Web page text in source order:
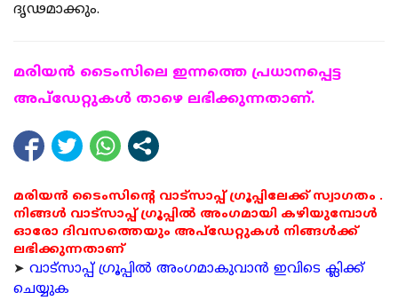
ദൃഢമാക്കും.
മരിയന്‍ ടൈംസിലെ ഇന്നത്തെ പ്രധാനപ്പെട്ട
അപ്ഡേറ്റുകള്‍ താഴെ ലഭിക്കുന്നതാണ്.
മരിയൻ ടൈംസിന്റെ വാട്സാപ്പ് ഗ്രൂപ്പിലേക്ക് സ്വാഗതം .
നിങ്ങൾ വാട്സാപ്പ് ഗ്രൂപ്പിൽ അംഗമായി കഴിയുമ്പോൾ
ഓരോ ദിവസത്തെയും അപ്ഡേറ്റുകൾ നിങ്ങൾക്ക്
ലഭിക്കുന്നതാണ്
➤ വാട്സാപ്പ് ഗ്രൂപ്പിൽ അംഗമാകുവാൻ ഇവിടെ ക്ലിക്ക്
ചെയ്യുക